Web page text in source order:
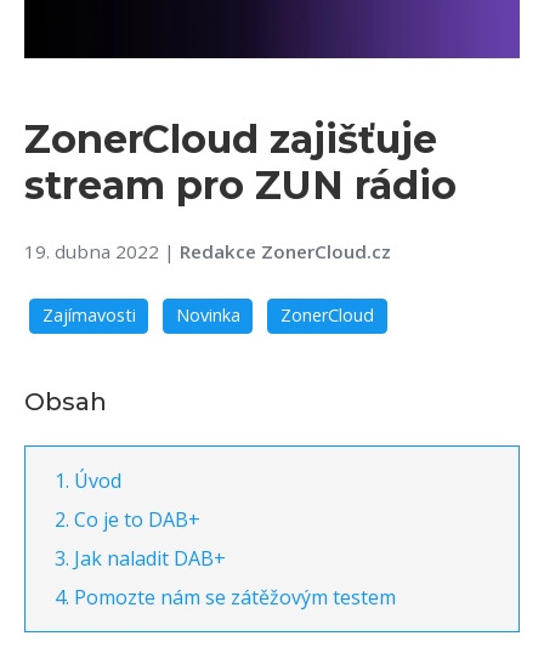
ZonerCloud zajišťuje
stream pro ZUN rádio
19. dubna 2022 | Redakce ZonerCloud.cz
Zajímavosti Novinka ZonerCloud
Obsah
Úvod
Co je to DAB+
Jak naladit DAB+
Pomozte nám se zátěžovým testem